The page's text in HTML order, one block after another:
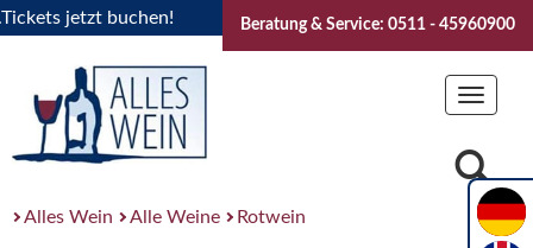
jetzt buchen! "Das Sommerfest 2026" Vive la
Beratung & Service: 0511 - 45960900
Toggle
Alles Wein Alle Weine Rotwein